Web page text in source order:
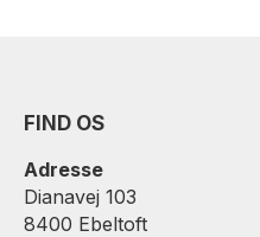
FIND OS
Adresse
Dianavej 103
8400 Ebeltoft